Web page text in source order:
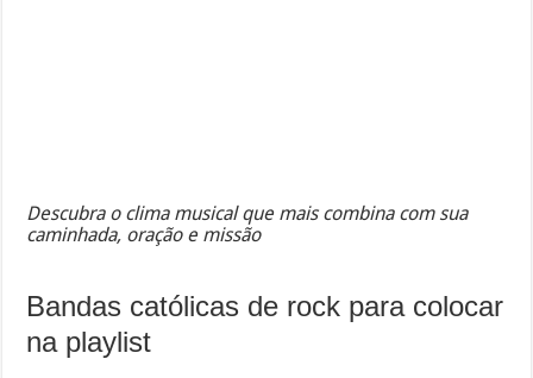
Descubra o clima musical que mais combina com sua
caminhada, oração e missão
Bandas católicas de rock para colocar
na playlist